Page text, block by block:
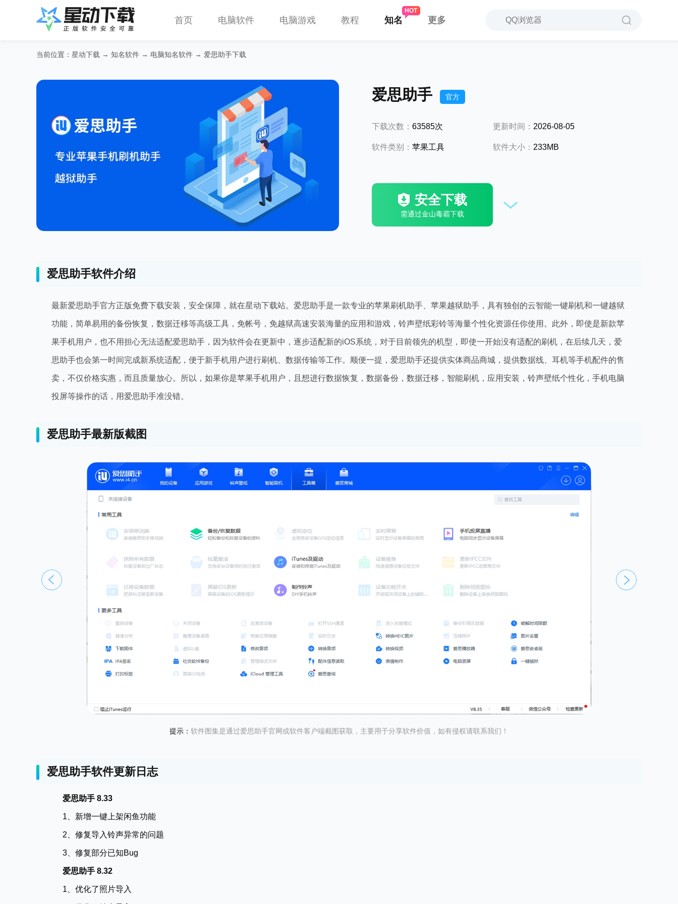
首页 电脑软件 电脑游戏 教程 知名 更多
当前位置： 星动下载 → 知名软件 → 电脑知名软件 → 爱思助手下载
爱思助手 官方
下载次数： 63585次 更新时间： 2026-08-05
软件类别： 苹果工具 软件大小： 233MB
安全下载
需通过金山毒霸下载
爱思助手软件介绍
最新爱思助手官方正版免费下载安装，安全保障，就在星动下载站。爱思助手是一款专业的苹果刷机助手、苹果越狱助手，具有独创的云智能一键刷机和一键越狱
功能，简单易用的备份恢复，数据迁移等高级工具，免帐号，免越狱高速安装海量的应用和游戏，铃声壁纸彩铃等海量个性化资源任你使用。此外，即使是新款苹
果手机用户，也不用担心无法适配爱思助手，因为软件会在更新中，逐步适配新的iOS系统，对于目前领先的机型，即使一开始没有适配的刷机，在后续几天，爱
思助手也会第一时间完成新系统适配，便于新手机用户进行刷机、数据传输等工作。顺便一提，爱思助手还提供实体商品商城，提供数据线、耳机等手机配件的售
卖，不仅价格实惠，而且质量放心。所以，如果你是苹果手机用户，且想进行数据恢复，数据备份，数据迁移，智能刷机，应用安装，铃声壁纸个性化，手机电脑
投屏等操作的话，用爱思助手准没错。
爱思助手最新版截图
提示： 软件图集是通过爱思助手官网或软件客户端截图获取，主要用于分享软件价值，如有侵权请联系我们！
爱思助手软件更新日志
爱思助手 8.33
1、新增一键上架闲鱼功能
2、修复导入铃声异常的问题
3、修复部分已知Bug
爱思助手 8.32
1、优化了照片导入